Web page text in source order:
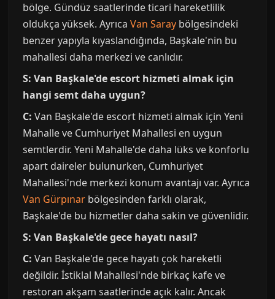
bölge. Gündüz saatlerinde ticari hareketlilik
oldukça yüksek. Ayrıca Van Saray bölgesindeki
benzer yapıyla kıyaslandığında, Başkale'nin bu
mahallesi daha merkezi ve canlıdır.
S: Van Başkale'de escort hizmeti almak için
hangi semt daha uygun?
C: Van Başkale'de escort hizmeti almak için Yeni
Mahalle ve Cumhuriyet Mahallesi en uygun
semtlerdir. Yeni Mahalle'de daha lüks ve konforlu
apart daireler bulunurken, Cumhuriyet
Mahallesi'nde merkezi konum avantajı var. Ayrıca
Van Gürpınar bölgesinden farklı olarak,
Başkale'de bu hizmetler daha sakin ve güvenlidir.
S: Van Başkale'de gece hayatı nasıl?
C: Van Başkale'de gece hayatı çok hareketli
değildir. İstiklal Mahallesi'nde birkaç kafe ve
restoran akşam saatlerinde açık kalır. Ancak